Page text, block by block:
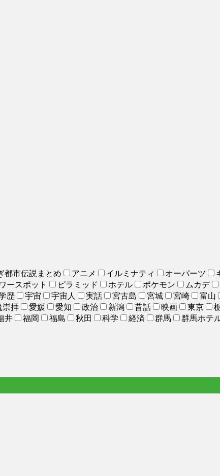
都市伝説まとめ アニメ イルミナティ オーパーツ
ースポット ピラミッド ホテル ポケモン
ムカデ
歴 宇宙 宇宙人 実話 宮古島 宮城 宮崎
富山
崇拝 愛媛 愛知 政治 新潟 昔話 映画 東京
井 福岡 福島 秋田 科学 経済 群馬
群馬ホテ